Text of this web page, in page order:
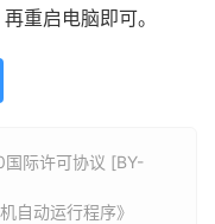
重启电脑即可。
际许可协议 [BY-
自动运行程序》